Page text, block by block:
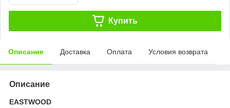
Купить
Описание Доставка Оплата Условия возврата
Описание
EASTWOOD